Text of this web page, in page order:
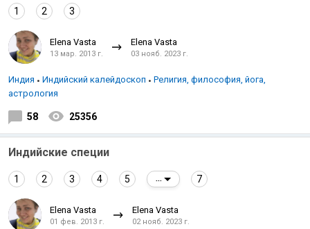
1 2 3
Elena Vasta
13 мар. 2013 г.
Elena Vasta
03 нояб. 2023 г.
Индия Индийский калейдоскоп
Религия, философия, йога,
астрология
58 25356
Индийские специи
1 2 3 4 5 7
Elena Vasta
01 фев. 2013 г.
Elena Vasta
02 нояб. 2023 г.